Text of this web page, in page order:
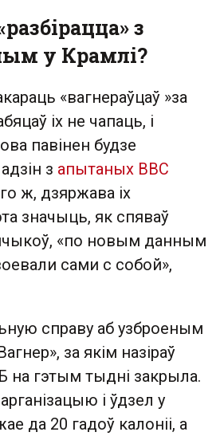
з
у Крамлі?
«вагнераўцаў »за
іх не чапаць, і
павінен будзе
з апытаных ВВС
ж, дзяржава іх
значыць, як спяваў
«по новым данным
сами с собой»,
справу аб узброеным
за якім назіраў
на гэтым тыдні закрыла.
і ўдзел у
да 20 гадоў калоніі, а